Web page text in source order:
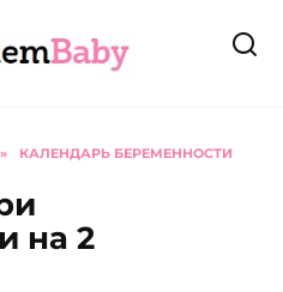
» КАЛЕНДАРЬ БЕРЕМЕННОСТИ
на 2